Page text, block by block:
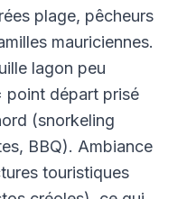
plage, pêcheurs
mauriciennes.
lagon peu
point départ prisé
(snorkeling
BBQ). Ambiance
touristiques